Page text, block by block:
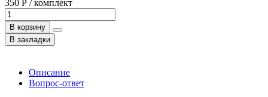
350 Р / комплект
В корзину
В закладки
Описание
Вопрос-ответ